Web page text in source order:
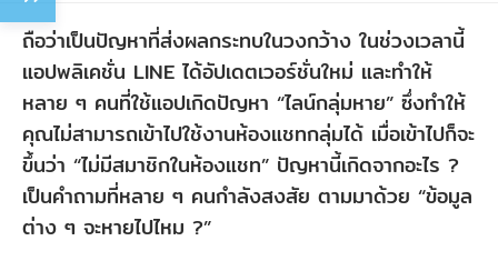
ถือว่าเป็นปัญหาที่ส่งผลกระทบในวงกว้าง ในช่วงเวลานี้
แอปพลิเคชั่น LINE ได้อัปเดตเวอร์ชั่นใหม่ และทำให้
หลาย ๆ คนที่ใช้แอปเกิดปัญหา “ไลน์กลุ่มหาย” ซึ่งทำให้
คุณไม่สามารถเข้าไปใช้งานห้องแชทกลุ่มได้ เมื่อเข้าไปก็จะ
ขึ้นว่า “ไม่มีสมาชิกในห้องแชท” ปัญหานี้เกิดจากอะไร ?
เป็นคำถามที่หลาย ๆ คนกำลังสงสัย ตามมาด้วย “ข้อมูล
ต่าง ๆ จะหายไปไหม ?”